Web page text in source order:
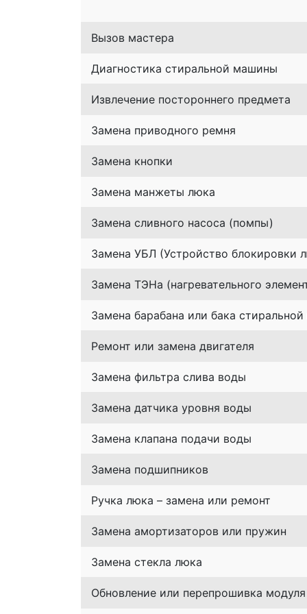
Вызов мастера
Диагностика стиральной машины
Извлечение постороннего предмета
Замена приводного ремня
Замена кнопки
Замена манжеты люка
Замена сливного насоса (помпы)
Замена УБЛ (Устройство блокировки
Замена ТЭНа (нагревательного
Замена барабана или бака
Ремонт или замена двигателя
Замена фильтра слива воды
Замена датчика уровня воды
Замена клапана подачи воды
Замена подшипников
Ручка люка – замена или ремонт
Замена амортизаторов или пружин
Замена стекла люка
Обновление или перепрошивка модуля